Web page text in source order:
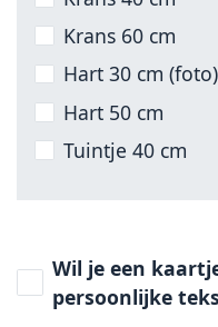
Krans 60 cm
Hart 30 cm (foto)
Hart 50 cm
Tuintje 40 cm
Wil je een
persoonlijke